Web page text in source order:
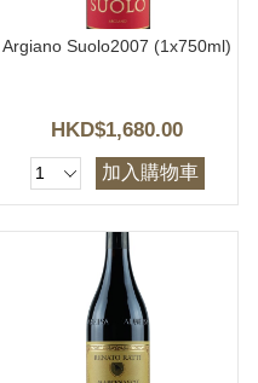
Argiano Suolo2007 (1x750ml)
HKD$1,680.00
加入購物車